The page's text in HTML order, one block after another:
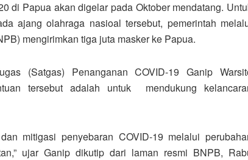
di Papua akan digelar pada Oktober mendatang.
ajang olahraga nasioal tersebut, pemerintah
mengirimkan tiga juta masker ke Papua.
(Satgas) Penanganan COVID-19 Ganip
tersebut adalah untuk mendukung
mitigasi penyebaran COVID-19 melalui
ujar Ganip dikutip dari laman resmi BNPB,